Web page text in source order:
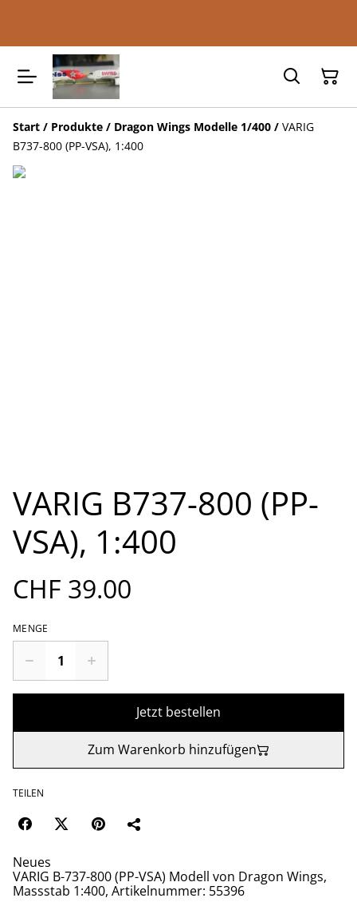
Start / Produkte / Dragon Wings Modelle 1/400 / VARIG
B737-800 (PP-VSA), 1:400
VARIG B737-800 (PP-
VSA), 1:400
CHF 39.00
MENGE
Jetzt bestellen
Zum Warenkorb hinzufügen
TEILEN
Neues
VARIG B-737-800 (PP-VSA) Modell von Dragon Wings,
Massstab 1:400, Artikelnummer: 55396